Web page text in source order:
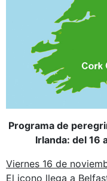
Programa de
Irlanda: del 16
Viernes 16 de
El icono llega a